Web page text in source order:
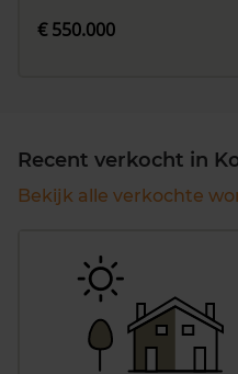
€ 550.000
Recent verkocht in
Bekijk alle verkochte